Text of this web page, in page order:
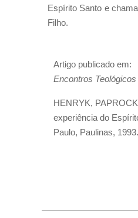
Espírito Santo e
Filho.
Artigo publicado em:
Encontros Teológicos
HENRYK,
experiência do
Paulo, Paulinas, 1993.